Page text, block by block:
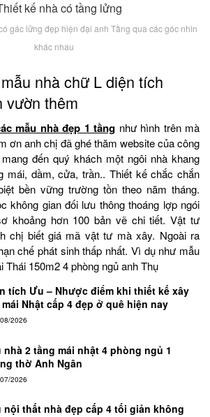
gác lửng đẹp hiện đại anh Tầng qua các góc nhìn
khác nhau
nhà chữ L diện tích
vườn thêm
mẫu nhà đẹp 1 tầng như hình trên mà
ơn anh chị đã ghé thăm website của công
đến quý khách một ngôi nhà khang
mái, dầm, cửa, trần.. Thiết kế chắc chắn
bền vững trường tồn theo năm tháng.
không gian đối lưu thông thoáng lợp ngói
khoảng hơn 100 bản vẽ chi tiết. Vật tư
chị biết giá mã vật tư mà xây. Ngoài ra
chế phát sinh thấp nhất. Vì dụ như mẫu
Thái 150m2 4 phòng ngủ anh Thụ
tích Ưu – Nhược điểm khi thiết kế xây
Nhật cấp 4 đẹp ở quê hiện nay
2026
nhà 2 tầng mái nhật 4 phòng ngủ 1
thờ Anh Ngân
2026
nội thất nhà đẹp cấp 4 tối giản không